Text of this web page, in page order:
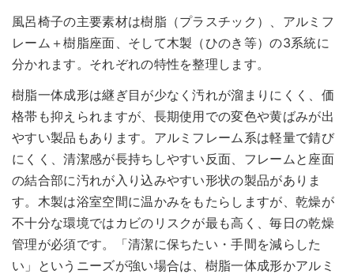
風呂椅子の主要素材は樹脂（プラスチック）、アルミフ
レーム＋樹脂座面、そして木製（ひのき等）の3系統に
分かれます。それぞれの特性を整理します。
樹脂一体成形は継ぎ目が少なく汚れが溜まりにくく、価
格帯も抑えられますが、長期使用での変色や黄ばみが出
やすい製品もあります。アルミフレーム系は軽量で錆び
にくく、清潔感が長持ちしやすい反面、フレームと座面
の結合部に汚れが入り込みやすい形状の製品がありま
す。木製は浴室空間に温かみをもたらしますが、乾燥が
不十分な環境ではカビのリスクが最も高く、毎日の乾燥
管理が必須です。「清潔に保ちたい・手間を減らした
い」というニーズが強い場合は、樹脂一体成形かアルミ